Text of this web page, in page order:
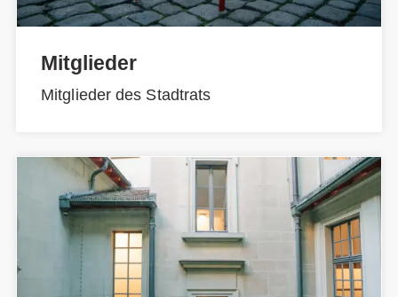
Mitglieder
Mitglieder des Stadtrats